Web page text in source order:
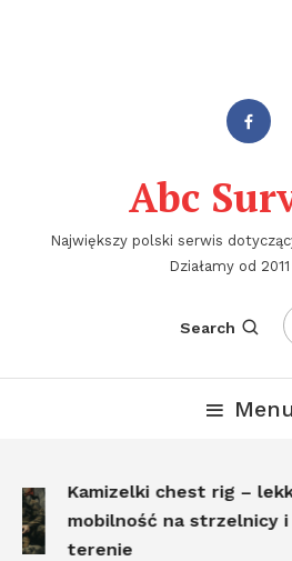
Abc
Największy polski serwis
Działamy od
Search
Kamizelki chest rig –
mobilność na strzelnicy i
terenie